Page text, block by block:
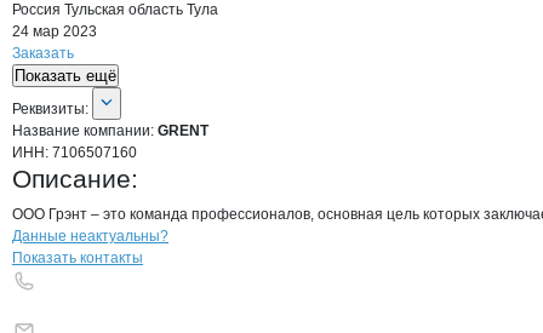
Россия Тульская область Тула
24 мар 2023
Заказать
Показать ещё
О компании
Реквизиты
Реквизиты:
Название компании: GRENT
ИНН: 7106507160
Описание:
ООО Грэнт – это команда профессионалов, основная цель которых
Контактыкомпании
+7(800)000-00-..
Данные неактуальны?
Показать контакты